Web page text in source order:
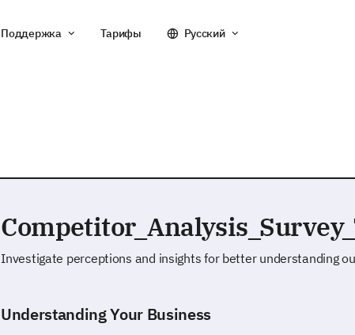
Поддержка Тарифы Русский
Investigate perceptions and insights for better understanding
Understanding Your Business